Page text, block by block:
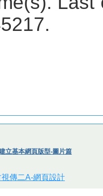
立基本網頁版型-圖片篇
傳二A-網頁設計